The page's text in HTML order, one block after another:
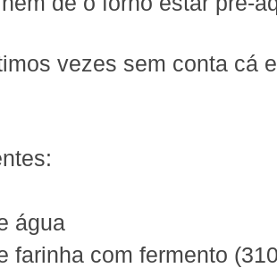
vezes sem conta cá
água
farinha com fermento